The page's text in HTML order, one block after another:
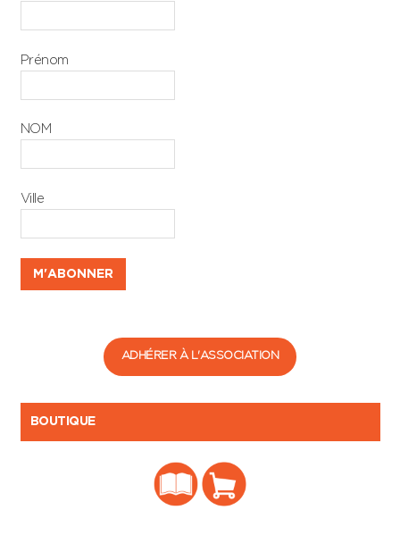
Prénom
NOM
Ville
ADHÉRER À L'ASSOCIATION
BOUTIQUE